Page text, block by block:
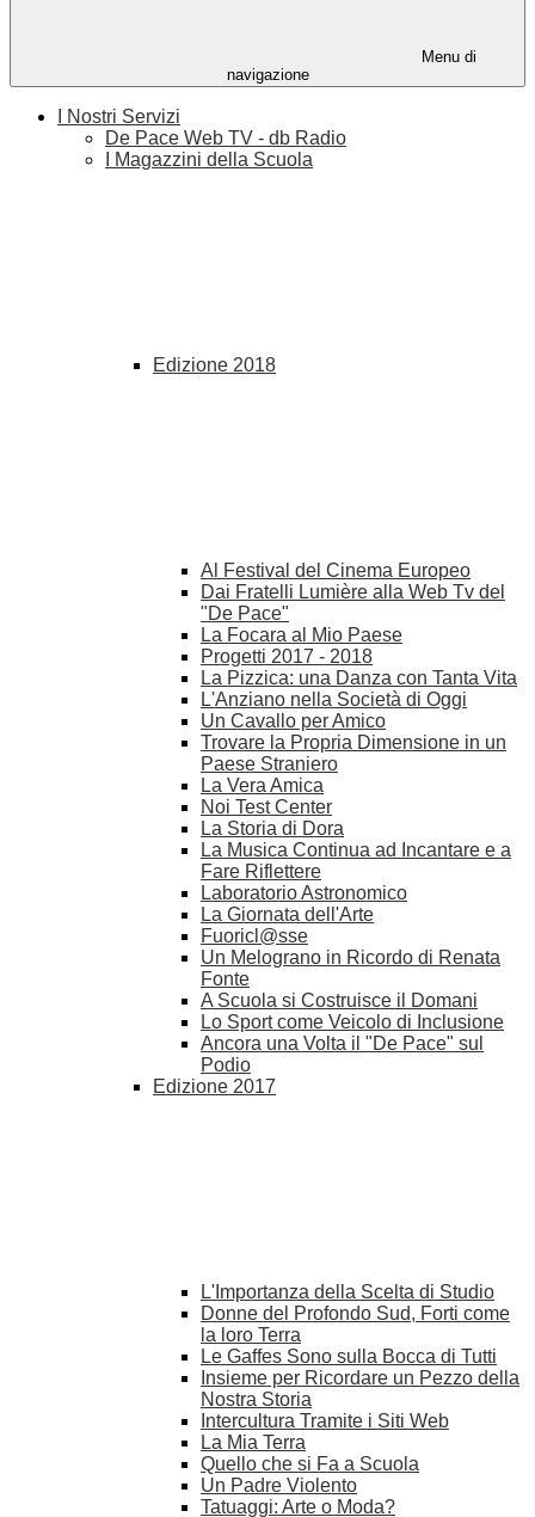
Menu di
navigazione
I Nostri Servizi
De Pace Web TV - db Radio
I Magazzini della Scuola
Edizione 2018
Al Festival del Cinema Europeo
Dai Fratelli Lumière alla Web Tv del
"De Pace"
La Focara al Mio Paese
Progetti 2017 - 2018
La Pizzica: una Danza con Tanta Vita
L'Anziano nella Società di Oggi
Un Cavallo per Amico
Trovare la Propria Dimensione in un
Paese Straniero
La Vera Amica
Noi Test Center
La Storia di Dora
La Musica Continua ad Incantare e a
Fare Riflettere
Laboratorio Astronomico
La Giornata dell'Arte
Fuoricl@sse
Un Melograno in Ricordo di Renata
Fonte
A Scuola si Costruisce il Domani
Lo Sport come Veicolo di Inclusione
Ancora una Volta il "De Pace" sul
Podio
Edizione 2017
L'Importanza della Scelta di Studio
Donne del Profondo Sud, Forti come
la loro Terra
Le Gaffes Sono sulla Bocca di Tutti
Insieme per Ricordare un Pezzo della
Nostra Storia
Intercultura Tramite i Siti Web
La Mia Terra
Quello che si Fa a Scuola
Un Padre Violento
Tatuaggi: Arte o Moda?